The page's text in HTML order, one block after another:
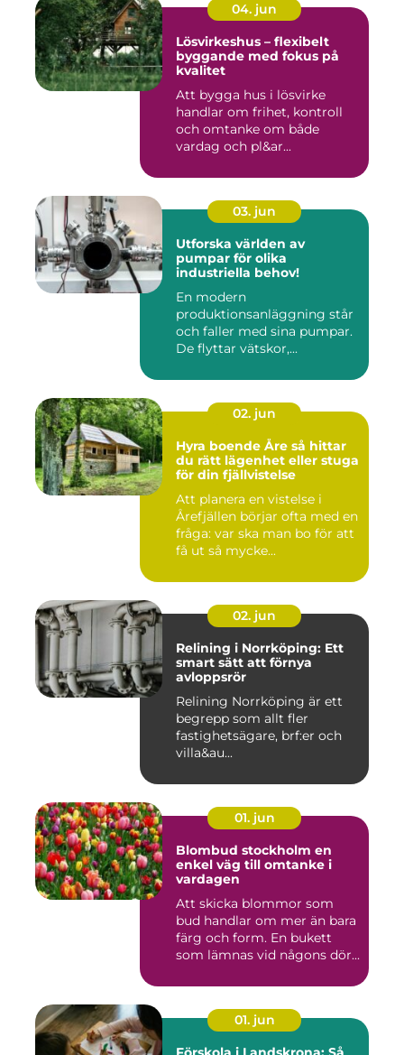
04. jun
Lösvirkeshus – flexibelt
byggande med fokus på
kvalitet
Att bygga hus i lösvirke
handlar om frihet, kontroll
och omtanke om både
vardag och pl&ar...
03. jun
Utforska världen av
pumpar för olika
industriella behov!
En modern
produktionsanläggning står
och faller med sina pumpar.
De flyttar vätskor,...
02. jun
Hyra boende Åre så hittar
du rätt lägenhet eller stuga
för din fjällvistelse
Att planera en vistelse i
Årefjällen börjar ofta med en
fråga: var ska man bo för att
få ut så mycke...
02. jun
Relining i Norrköping: Ett
smart sätt att förnya
avloppsrör
Relining Norrköping är ett
begrepp som allt fler
fastighetsägare, brf:er och
villa&au...
01. jun
Blombud stockholm en
enkel väg till omtanke i
vardagen
Att skicka blommor som
bud handlar om mer än bara
färg och form. En bukett
som lämnas vid någons dör...
01. jun